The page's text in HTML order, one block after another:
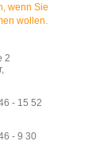
wenn Sie
wollen.
2
- 15 52
- 9 30